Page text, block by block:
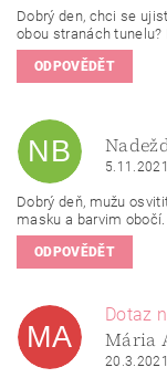
Dobrý den, chci se
obou stranách
ODPOVĚDĚT
NB
Dobrý deň, mužu
masku a barvim
ODPOVĚDĚT
MA
Dotaz
Mária